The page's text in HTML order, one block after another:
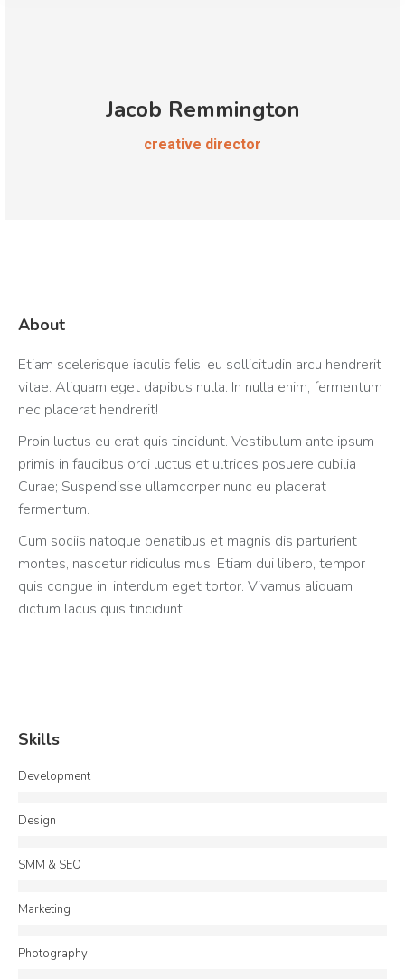
Jacob Remmington
creative director
About
Etiam scelerisque iaculis felis, eu sollicitudin arcu hendrerit
vitae. Aliquam eget dapibus nulla. In nulla enim, fermentum
nec placerat hendrerit!
Proin luctus eu erat quis tincidunt. Vestibulum ante ipsum
primis in faucibus orci luctus et ultrices posuere cubilia
Curae; Suspendisse ullamcorper nunc eu placerat
fermentum.
Cum sociis natoque penatibus et magnis dis parturient
montes, nascetur ridiculus mus. Etiam dui libero, tempor
quis congue in, interdum eget tortor. Vivamus aliquam
dictum lacus quis tincidunt.
Skills
Development
Design
SMM & SEO
Marketing
Photography